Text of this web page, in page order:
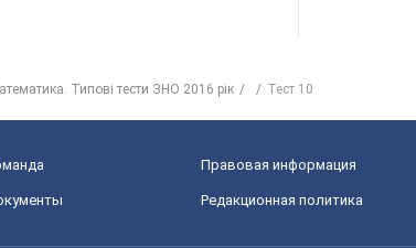
Типові тести ЗНО 2016 рік Тест 10
Правовая информация
Редакционная политика